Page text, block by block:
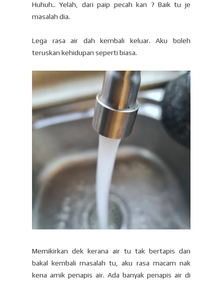
Huhuh.. Yelah, dari paip pecah kan ? Baik tu je
masalah dia.
Lega rasa air dah kembali keluar. Aku boleh
teruskan kehidupan seperti biasa.
Memikirkan dek kerana air tu tak bertapis dan
bakal kembali masalah tu, aku rasa macam nak
kena amik penapis air. Ada banyak penapis air di